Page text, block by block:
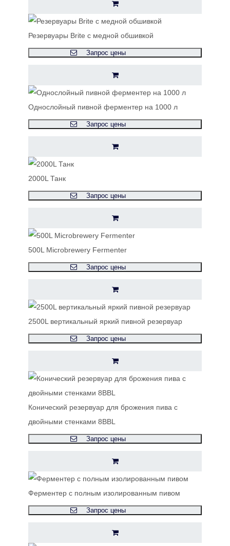
Резервуары Brite с медной обшивкой
Запрос цены
Однослойный пивной ферментер на 1000 л
Запрос цены
2000L Танк
Запрос цены
500L Microbrewery Fermenter
Запрос цены
2500L вертикальный яркий пивной резервуар
Запрос цены
Конический резервуар для брожения пива с
двойными стенками 8BBL
Запрос цены
Ферментер с полным изолированным пивом
Запрос цены